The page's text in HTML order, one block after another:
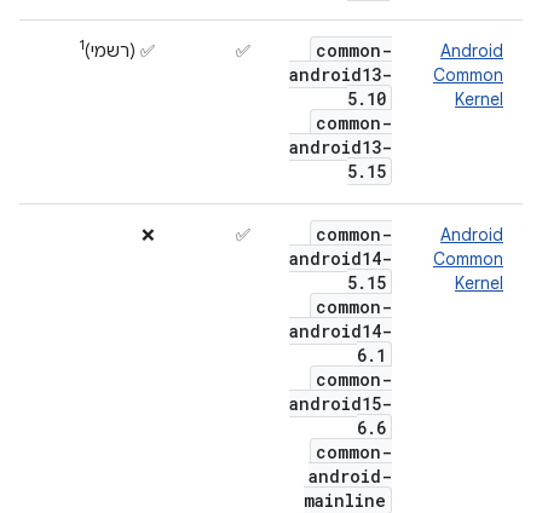
Android
Common
Kernel
common-
android13-
5. 10
common-
android13-
5. 15
✅ ‫✅ (רשמי)1
Android
Common
Kernel
common-
android14-
5. 15
common-
android14-
6. 1
common-
android15-
6. 6
common-
android-
mainline
✅
❌